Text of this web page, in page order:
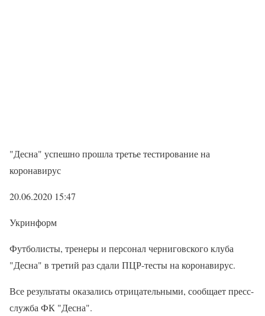
"Десна" успешно прошла третье тестирование на
коронавирус
20.06.2020 15:47
Укринформ
Футболисты, тренеры и персонал черниговского клуба
"Десна" в третий раз сдали ПЦР-тесты на коронавирус.
Все результаты оказались отрицательными, сообщает пресс-
служба ФК "Десна".